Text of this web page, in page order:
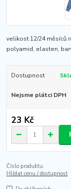
velikost 12/24 měsíců
polyamid, elasten,
Dostupnost
Nejsme plátci DPH
23 Kč
Číslo produktu:
Hlídat cenu / dostupnost